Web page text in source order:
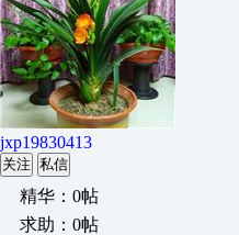
jxp19830413
关注 私信
精华：0帖
求助：0帖